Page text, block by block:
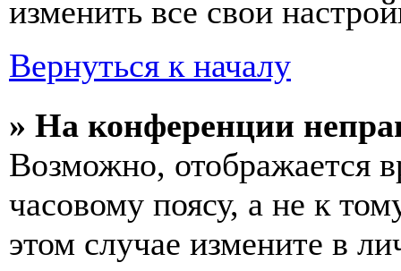
изменить все свои
Вернуться к началу
» На конференции
Возможно, отображается
часовому поясу, а не к
этом случае измените в